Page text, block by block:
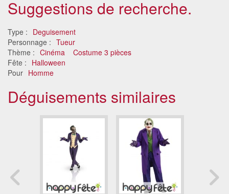
Suggestions de recherche.
Type : Deguisement
Personnage : Tueur
Thème : Cinéma
Costume 3 pièces
Fête : Halloween
Pour Homme
Déguisements similaires